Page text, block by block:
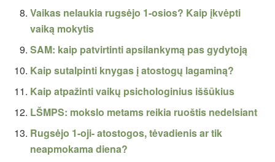
Vaikas nelaukia rugsėjo 1-osios? Kaip įkvėpti
vaiką mokytis
SAM: kaip patvirtinti apsilankymą pas gydytoją
Kaip sutalpinti knygas į atostogų lagaminą?
Kaip atpažinti vaikų psichologinius iššūkius
LŠMPS: mokslo metams reikia ruoštis nedelsiant
Rugsėjo 1-oji- atostogos, tėvadienis ar tik
neapmokama diena?